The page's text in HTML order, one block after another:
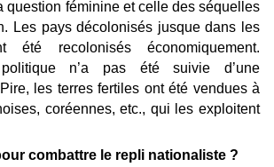
question féminine et celle des séquelles
Les pays décolonisés jusque dans les
recolonisés économiquement.
politique n’a pas été suivie d’une
les terres fertiles ont été vendues à
coréennes, etc., qui les exploitent
combattre le repli nationaliste ?